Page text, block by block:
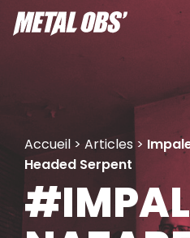
Aller
au
Accueil > Articles >
Headed Serpent